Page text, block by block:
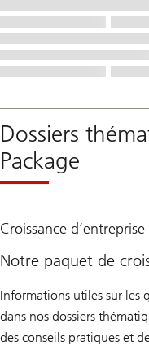
Dossiers
Package
Croissance d’entreprise
Notre paquet de
Informations utiles sur les
dans nos dossiers
des conseils pratiques et